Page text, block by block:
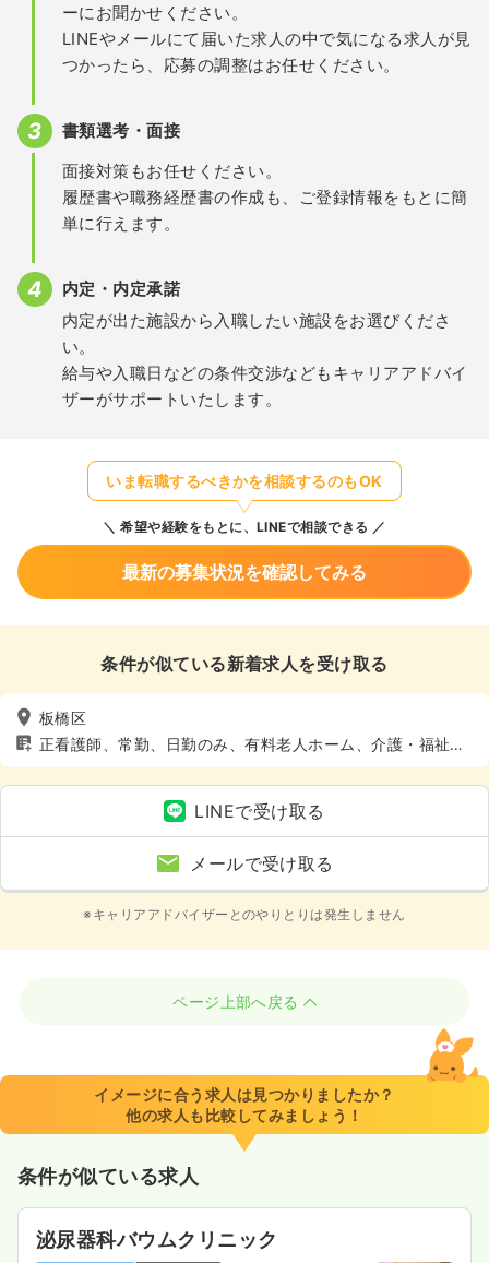
ーにお聞かせください。
LINEやメールにて届いた求人の中で気になる求人が見
つかったら、応募の調整はお任せください。
書類選考・面接
面接対策もお任せください。
履歴書や職務経歴書の作成も、ご登録情報をもとに簡
単に行えます。
内定・内定承諾
内定が出た施設から入職したい施設をお選びくださ
い。
給与や入職日などの条件交渉などもキャリアアドバイ
ザーがサポートいたします。
いま転職するべきかを相談するのもOK
希望や経験をもとに、LINEで相談できる
最新の募集状況を確認してみる
条件が似ている新着求人を受け取る
板橋区
正看護師、常勤、日勤のみ、有料老人ホーム、介護・福祉
系、4週8休以上
LINEで受け取る
メールで受け取る
※キャリアアドバイザーとのやりとりは発生しません
ページ上部へ戻る
イメージに合う求人は見つかりましたか？
他の求人も比較してみましょう！
条件が似ている求人
泌尿器科バウムクリニック